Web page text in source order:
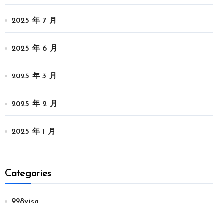
2025 年 7 月
2025 年 6 月
2025 年 3 月
2025 年 2 月
2025 年 1 月
Categories
998visa